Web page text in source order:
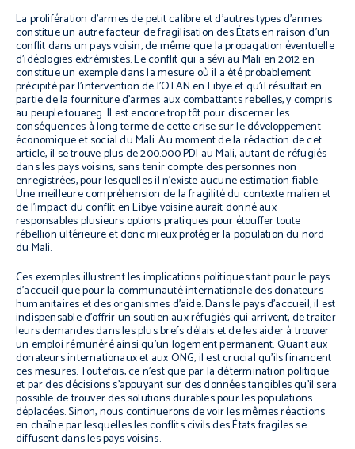
La prolifération d’armes de petit calibre et d’autres types d’armes
constitue un autre facteur de fragilisation des États en raison d’un
conflit dans un pays voisin, de même que la propagation éventuelle
d’idéologies extrémistes. Le conflit qui a sévi au Mali en 2012 en
constitue un exemple dans la mesure où il a été probablement
précipité par l’intervention de l’OTAN en Libye et qu’il résultait en
partie de la fourniture d’armes aux combattants rebelles, y compris
au peuple touareg. Il est encore trop tôt pour discerner les
conséquences à long terme de cette crise sur le développement
économique et social du Mali. Au moment de la rédaction de cet
article, il se trouve plus de 200.000 PDI au Mali, autant de réfugiés
dans les pays voisins, sans tenir compte des personnes non
enregistrées, pour lesquelles il n’existe aucune estimation fiable.
Une meilleure compréhension de la fragilité du contexte malien et
de l’impact du conflit en Libye voisine aurait donné aux
responsables plusieurs options pratiques pour étouffer toute
rébellion ultérieure et donc mieux protéger la population du nord
du Mali.
Ces exemples illustrent les implications politiques tant pour le pays
d’accueil que pour la communauté internationale des donateurs
humanitaires et des organismes d’aide. Dans le pays d’accueil, il est
indispensable d’offrir un soutien aux réfugiés qui arrivent, de traiter
leurs demandes dans les plus brefs délais et de les aider à trouver
un emploi rémunéré ainsi qu’un logement permanent. Quant aux
donateurs internationaux et aux ONG, il est crucial qu’ils financent
ces mesures. Toutefois, ce n’est que par la détermination politique
et par des décisions s’appuyant sur des données tangibles qu’il sera
possible de trouver des solutions durables pour les populations
déplacées. Sinon, nous continuerons de voir les mêmes réactions
en chaîne par lesquelles les conflits civils des États fragiles se
diffusent dans les pays voisins.